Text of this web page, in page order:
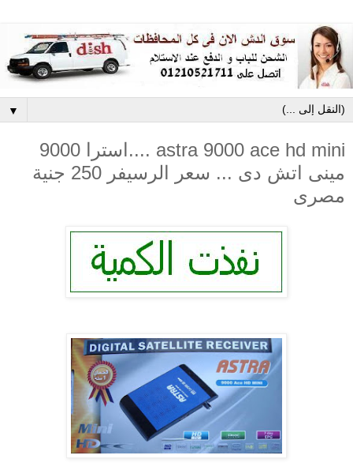
▼
astra 9000 ace hd mini ....استرا 9000
مينى اتش دى ... سعر الرسيفر 250 جنية
مصرى